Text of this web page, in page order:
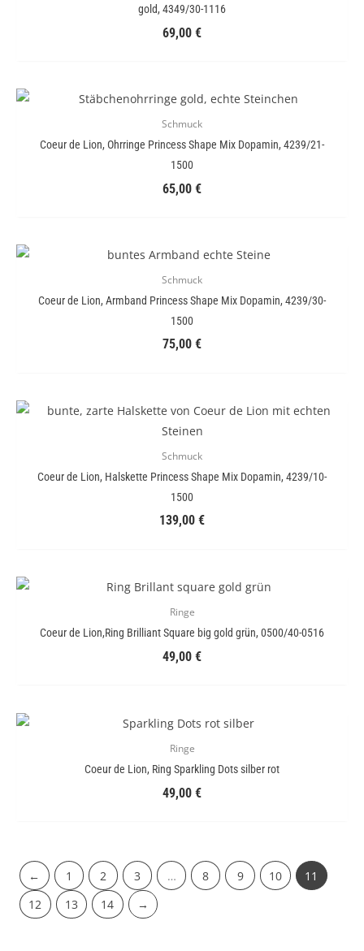
gold, 4349/30-1116
69,00 €
Schmuck
Coeur de Lion, Ohrringe Princess Shape Mix Dopamin, 4239/21-
1500
65,00 €
Schmuck
Coeur de Lion, Armband Princess Shape Mix Dopamin, 4239/30-
1500
75,00 €
Schmuck
Coeur de Lion, Halskette Princess Shape Mix Dopamin, 4239/10-
1500
139,00 €
Ringe
Coeur de Lion,Ring Brilliant Square big gold grün, 0500/40-0516
49,00 €
Ringe
Coeur de Lion, Ring Sparkling Dots silber rot
49,00 €
← 1 2 3 … 8 9 10
11
12
13 14 →